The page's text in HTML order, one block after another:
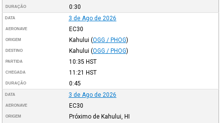
DURAÇÃO 0:30
DATA 3 de Ago de 2026
AERONAVE EC30
ORIGEM Kahului (OGG / PHOG)
DESTINO Kahului (OGG / PHOG)
PARTIDA 10:35 HST
CHEGADA 11:21 HST
DURAÇÃO 0:45
DATA 3 de Ago de 2026
AERONAVE EC30
ORIGEM Próximo de Kahului, HI